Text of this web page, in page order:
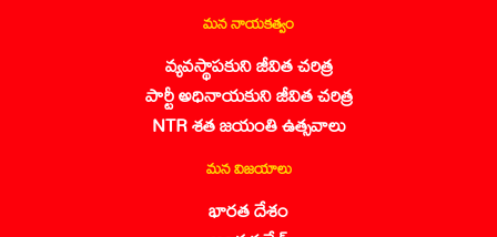
మన నాయకత్వం
వ్యవస్థాపకుని జీవిత చరిత్ర
పార్టీ అధినాయకుని జీవిత చరిత్ర
NTR శత జయంతి ఉత్సవాలు
మన విజయాలు
భారత దేశం